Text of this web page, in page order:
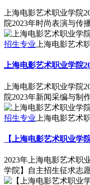
上海电影艺术职业学院
院2023年时尚表演与传
招生专业 上海电影艺术
上海电影艺术职业学院
上海电影艺术职业学院
院2023年新闻采编与制
招生专业 上海电影艺术
【上海电影艺术职业学
2023年上海电影艺术职
学院】自主招生征求志